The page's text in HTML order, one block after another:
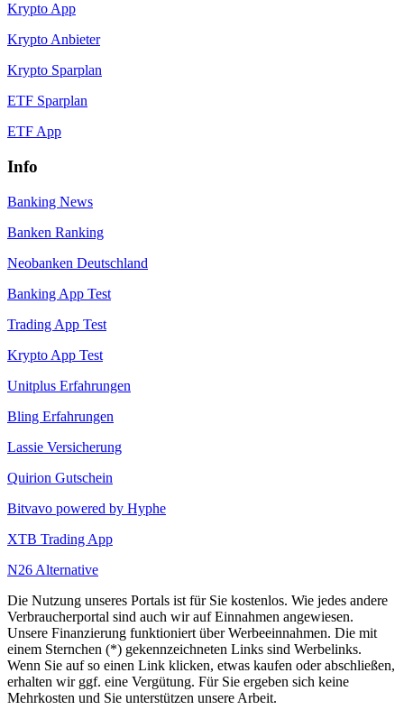
Krypto App
Krypto Anbieter
Krypto Sparplan
ETF Sparplan
ETF App
Info
Banking News
Banken Ranking
Neobanken Deutschland
Banking App Test
Trading App Test
Krypto App Test
Unitplus Erfahrungen
Bling Erfahrungen
Lassie Versicherung
Quirion Gutschein
Bitvavo powered by Hyphe
XTB Trading App
N26 Alternative
Die Nutzung unseres Portals ist für Sie kostenlos. Wie jedes andere
Verbraucherportal sind auch wir auf Einnahmen angewiesen.
Unsere Finanzierung funktioniert über Werbeeinnahmen. Die mit
einem Sternchen (*) gekennzeichneten Links sind Werbelinks.
Wenn Sie auf so einen Link klicken, etwas kaufen oder abschließen,
erhalten wir ggf. eine Vergütung. Für Sie ergeben sich keine
Mehrkosten und Sie unterstützen unsere Arbeit.